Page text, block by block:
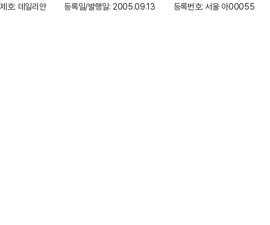
제호: 데일리안
등록일/발행일: 2005.09.13 등록번호: 서울 아00055